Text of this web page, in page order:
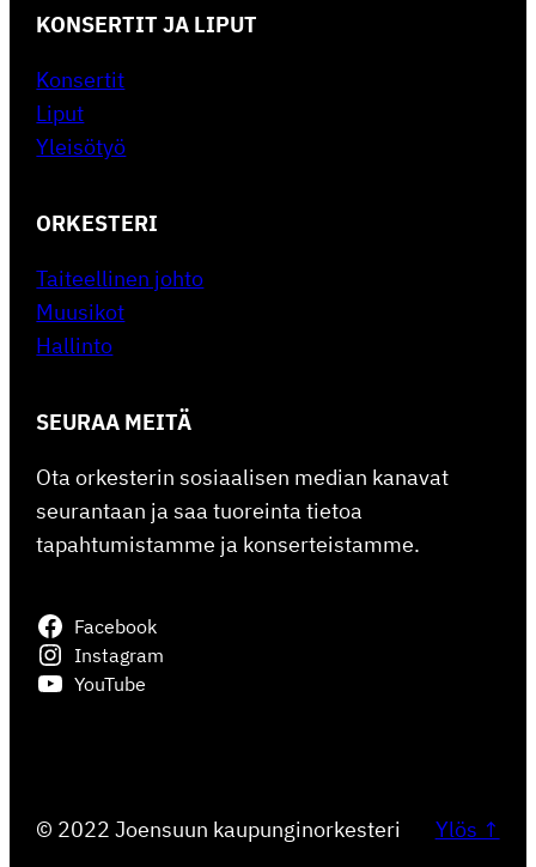
KONSERTIT JA LIPUT
Konsertit
Liput
Yleisötyö
ORKESTERI
Taiteellinen johto
Muusikot
Hallinto
SEURAA MEITÄ
Ota orkesterin sosiaalisen median kanavat
seurantaan ja saa tuoreinta tietoa
tapahtumistamme ja konserteistamme.
Facebook
Instagram
YouTube
© 2022 Joensuun kaupunginorkesteri Ylös ↑